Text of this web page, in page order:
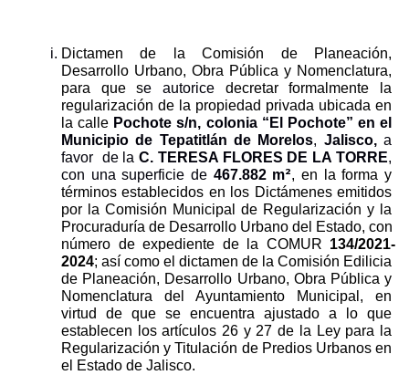
Dictamen de la Comisión de Planeación,
Desarrollo Urbano, Obra Pública y Nomenclatura,
para que se autorice decretar formalmente la
regularización de la propiedad privada ubicada en
la calle Pochote s/n, colonia “El Pochote” en el
Municipio de Tepatitlán de Morelos, Jalisco, a
favor  de la C. TERESA FLORES DE LA TORRE,
con una superficie de 467.882 m2, en la forma y
términos establecidos en los Dictámenes emitidos
por la Comisión Municipal de Regularización y la
Procuraduría de Desarrollo Urbano del Estado, con
número de expediente de la COMUR 134/2021-
2024; así como el dictamen de la Comisión Edilicia
de Planeación, Desarrollo Urbano, Obra Pública y
Nomenclatura del Ayuntamiento Municipal, en
virtud de que se encuentra ajustado a lo que
establecen los artículos 26 y 27 de la Ley para la
Regularización y Titulación de Predios Urbanos en
el Estado de Jalisco.